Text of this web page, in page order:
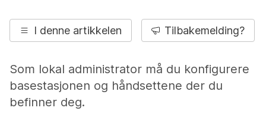
I denne artikkelen Tilbakemelding?
Som lokal administrator må du konfigurere
basestasjonen og håndsettene der du
befinner deg.